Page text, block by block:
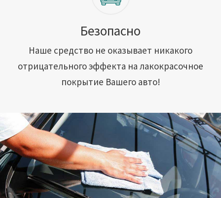
Безопасно
Наше средство не оказывает никакого
отрицательного эффекта на лакокрасочное
покрытие Вашего авто!